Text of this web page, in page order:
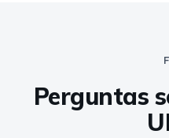
Perguntas